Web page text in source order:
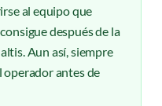
al equipo que
después de la
Aun así, siempre
operador antes de